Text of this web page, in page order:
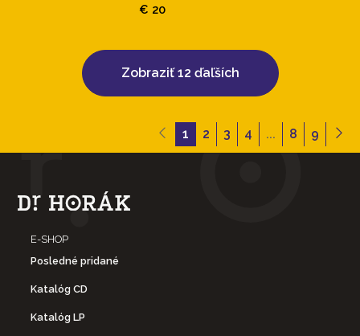
€ 20
Zobraziť 12 ďaľších
1 2 3 4 ... 8 9
E-SHOP
Posledné pridané
Katalóg CD
Katalóg LP